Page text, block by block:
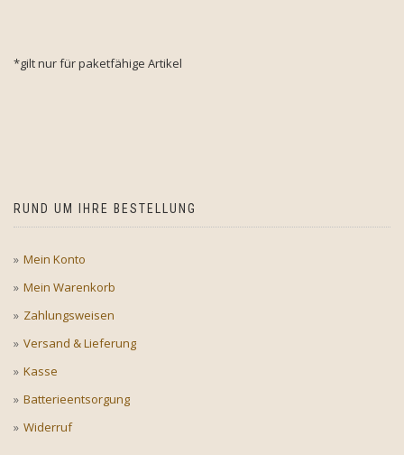
*gilt nur für paketfähige Artikel
RUND UM IHRE BESTELLUNG
Mein Konto
Mein Warenkorb
Zahlungsweisen
Versand & Lieferung
Kasse
Batterieentsorgung
Widerruf